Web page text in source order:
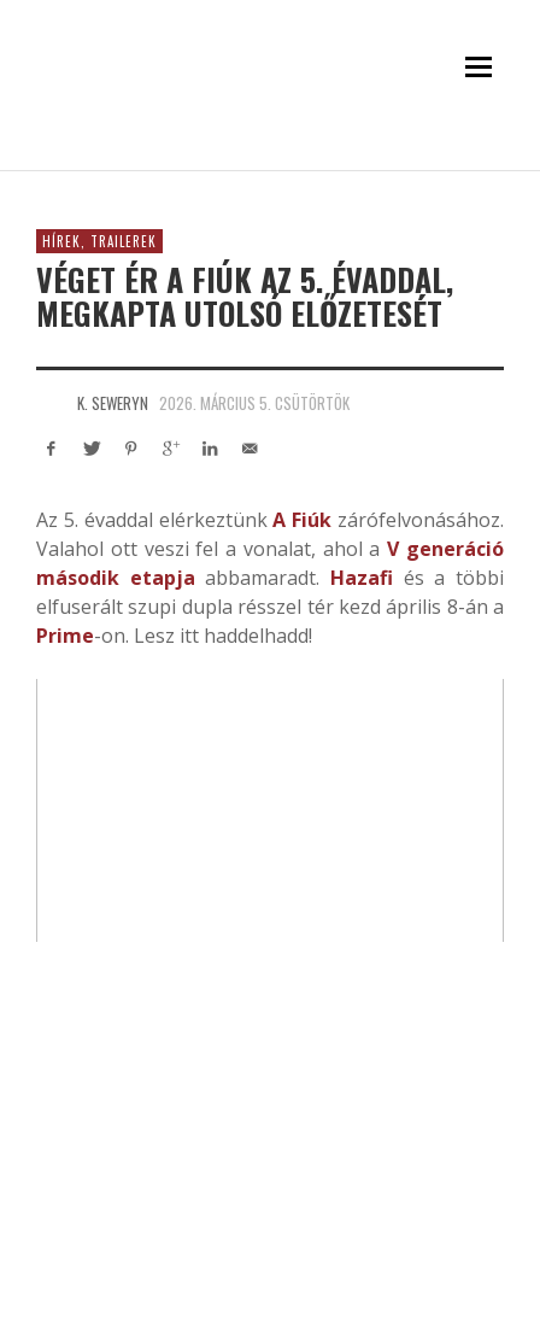
HÍREK, TRAILEREK
VÉGET ÉR A FIÚK AZ 5. ÉVADDAL,
MEGKAPTA UTOLSÓ ELŐZETESÉT
K. SEWERYN 2026. MÁRCIUS 5. CSÜTÖRTÖK
Az 5. évaddal elérkeztünkA Fiúk zárófelvonásához.
Valahol ott veszi fel a vonalat, ahol aV generáció
második etapja abbamaradt. Hazafi és a többi
elfuserált szupi dupla résszel tér kezd április 8-án a
Prime-on. Lesz itt haddelhadd!